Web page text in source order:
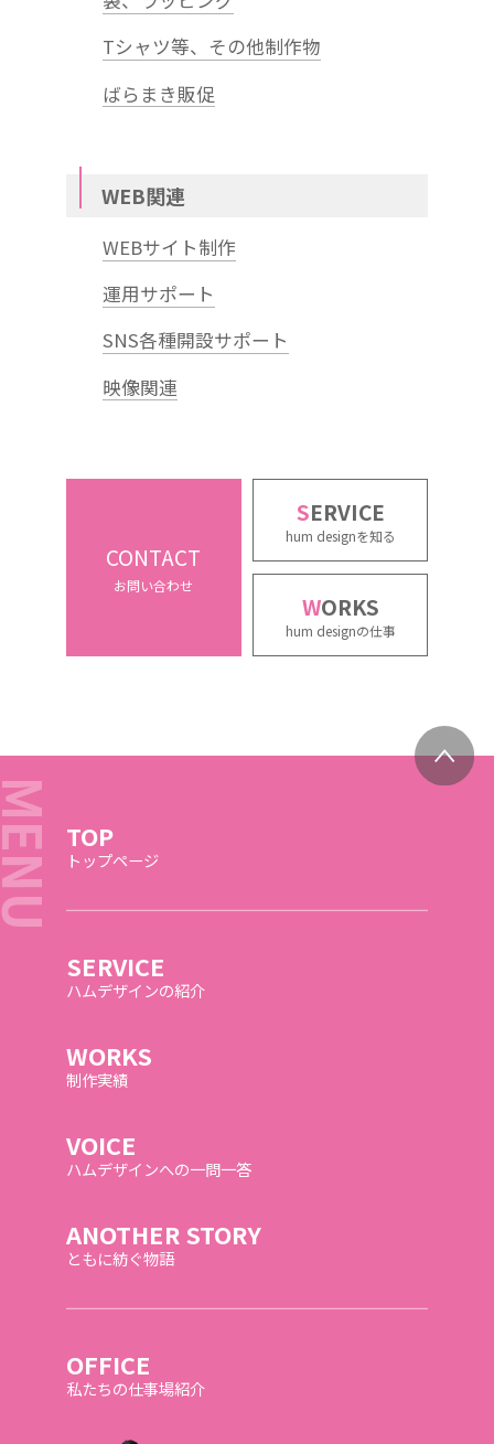
Tシャツ等、その他制作物
ばらまき販促
WEB関連
WEBサイト制作
運用サポート
SNS各種開設サポート
映像関連
CONTACT
お問い合わせ
SERVICE
hum designを知る
WORKS
hum designの仕事
TOP
トップページ
SERVICE
ハムデザインの紹介
WORKS
制作実績
VOICE
ハムデザインへの一問一答
ANOTHER STORY
ともに紡ぐ物語
OFFICE
私たちの仕事場紹介